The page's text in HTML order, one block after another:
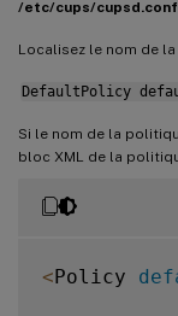
/etc/cups/cupsd.conf
Localisez le nom de
DefaultPolicy
Si le nom de la
bloc XML de la
<Policy